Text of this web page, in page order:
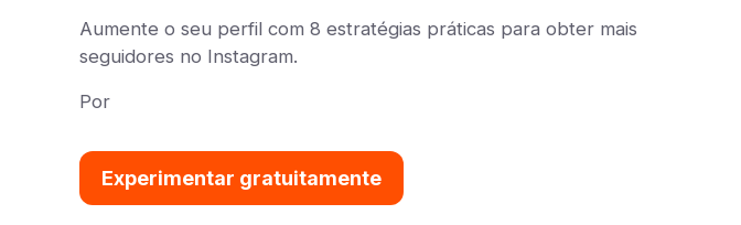
Aumente o seu perfil com 8 estratégias práticas para obter mais
seguidores no Instagram.
Por
Experimentar gratuitamente